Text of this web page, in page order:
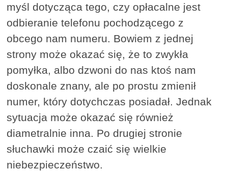
myśl dotycząca tego, czy opłacalne jest
odbieranie telefonu pochodzącego z
obcego nam numeru. Bowiem z jednej
strony może okazać się, że to zwykła
pomyłka, albo dzwoni do nas ktoś nam
doskonale znany, ale po prostu zmienił
numer, który dotychczas posiadał. Jednak
sytuacja może okazać się również
diametralnie inna. Po drugiej stronie
słuchawki może czaić się wielkie
niebezpieczeństwo.